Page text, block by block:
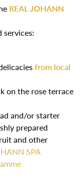
REAL JOHANN
from local
on the rose terrace
and/or starter
prepared
and other
SPA